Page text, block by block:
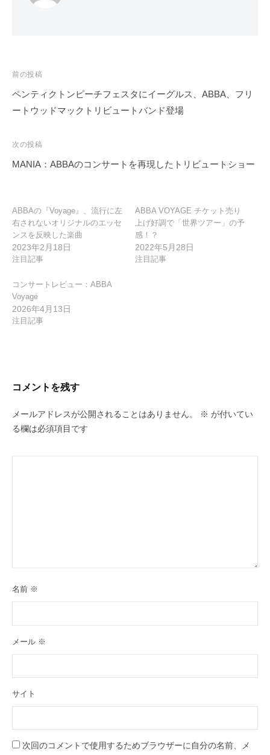
投
稿
ナ
ゲ
ー
ン
前の投稿
ペンティクトンピーチフェスタにイーグルス、ABBA、フリ
ートウッドマックトリビュートバンド登場
次の投稿
MANIA：ABBAのコンサートを再現したトリビュートショー
ABBAの『Voyage』、流行に左
右されないオリジナルのエッセ
ンスを反映した楽曲
2023年2月18日
注目記事
ABBA VOYAGE チケット売り
上げ好調で「世界ツアー」の予
感！？
2022年5月28日
注目記事
コンサートレビュー：ABBA
Voyage
2026年4月13日
注目記事
コメントを残す
メールアドレスが公開されることはありません。 ※ が付いてい
る欄は必須項目です
名前 ※
メール ※
サイト
次回のコメントで使用するためブラウザーに自分の名前、メ